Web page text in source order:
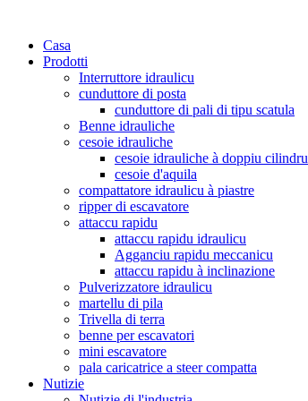
Casa
Prodotti
Interruttore idraulicu
cunduttore di posta
cunduttore di pali di tipu scatula
Benne idrauliche
cesoie idrauliche
cesoie idrauliche à doppiu cilindru
cesoie d'aquila
compattatore idraulicu à piastre
ripper di escavatore
attaccu rapidu
attaccu rapidu idraulicu
Agganciu rapidu meccanicu
attaccu rapidu à inclinazione
Pulverizzatore idraulicu
martellu di pila
Trivella di terra
benne per escavatori
mini escavatore
pala caricatrice a steer compatta
Nutizie